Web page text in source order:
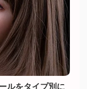
ルをタイプ別に